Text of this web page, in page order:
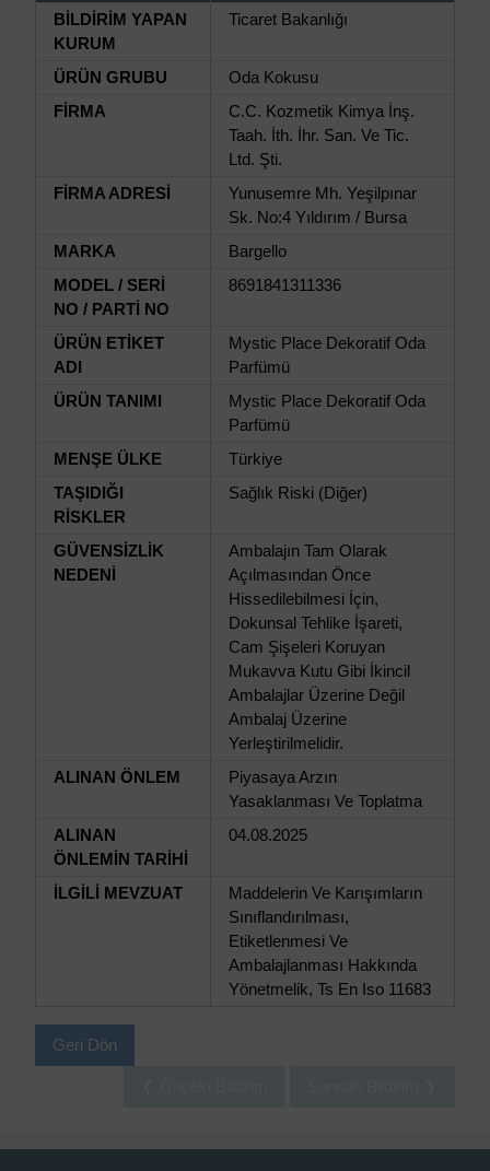
BİLDİRİM YAPAN
KURUM
Ticaret Bakanlığı
ÜRÜN GRUBU
Oda Kokusu
FİRMA
C.C. Kozmetik Kimya İnş.
Taah. İth. İhr. San. Ve Tic.
Ltd. Şti.
FİRMA ADRESİ
Yunusemre Mh. Yeşilpınar
Sk. No:4 Yıldırım / Bursa
MARKA
Bargello
MODEL / SERİ
NO / PARTİ NO
8691841311336
ÜRÜN ETİKET
ADI
Mystic Place Dekoratif Oda
Parfümü
ÜRÜN TANIMI
Mystic Place Dekoratif Oda
Parfümü
MENŞE ÜLKE
Türkiye
TAŞIDIĞI
RİSKLER
Sağlık Riski (Diğer)
GÜVENSİZLİK
NEDENİ
Ambalajın Tam Olarak
Açılmasından Önce
Hissedilebilmesi İçin,
Dokunsal Tehlike İşareti,
Cam Şişeleri Koruyan
Mukavva Kutu Gibi İkincil
Ambalajlar Üzerine Değil
Ambalaj Üzerine
Yerleştirilmelidir.
ALINAN ÖNLEM
Piyasaya Arzın
Yasaklanması Ve Toplatma
ALINAN
ÖNLEMİN TARİHİ
04.08.2025
İLGİLİ MEVZUAT
Maddelerin Ve Karışımların
Sınıflandırılması,
Etiketlenmesi Ve
Ambalajlanması Hakkında
Yönetmelik, Ts En Iso 11683
Geri Dön